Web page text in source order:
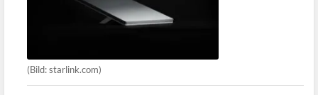
(Bild: starlink.com)